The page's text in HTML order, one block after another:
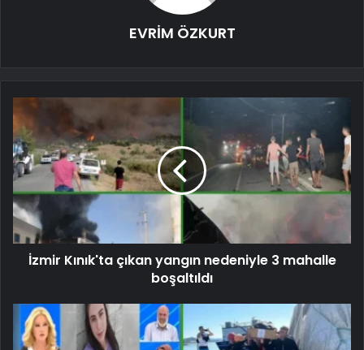
EVRİM ÖZKURT
İzmir Kınık'ta çıkan yangın nedeniyle 3 mahalle
boşaltıldı